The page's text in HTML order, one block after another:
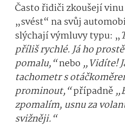
Často řidiči zkoušejí
„svést“ na svůj
slýchají výmluvy typu: „
příliš rychlé. Já ho
pomalu,“nebo „Vidíte!
tachometr s
prominout,“případně
zpomalím, usnu za
svižněji.“